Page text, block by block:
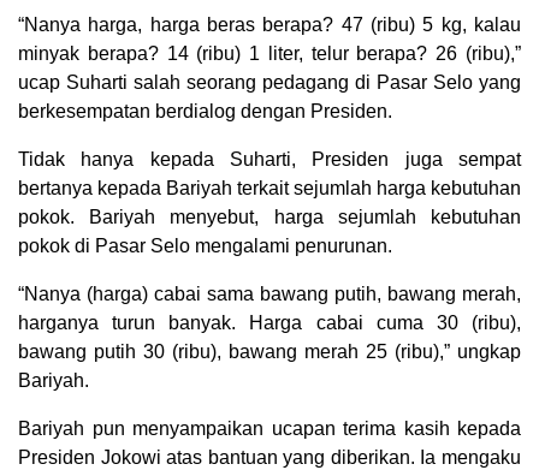
“Nanya harga, harga beras berapa? 47 (ribu) 5 kg, kalau
minyak berapa? 14 (ribu) 1 liter, telur berapa? 26 (ribu),”
ucap Suharti salah seorang pedagang di Pasar Selo yang
berkesempatan berdialog dengan Presiden.
Tidak hanya kepada Suharti, Presiden juga sempat
bertanya kepada Bariyah terkait sejumlah harga kebutuhan
pokok. Bariyah menyebut, harga sejumlah kebutuhan
pokok di Pasar Selo mengalami penurunan.
“Nanya (harga) cabai sama bawang putih, bawang merah,
harganya turun banyak. Harga cabai cuma 30 (ribu),
bawang putih 30 (ribu), bawang merah 25 (ribu),” ungkap
Bariyah.
Bariyah pun menyampaikan ucapan terima kasih kepada
Presiden Jokowi atas bantuan yang diberikan. Ia mengaku